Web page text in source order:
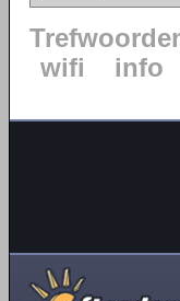
wifi
info